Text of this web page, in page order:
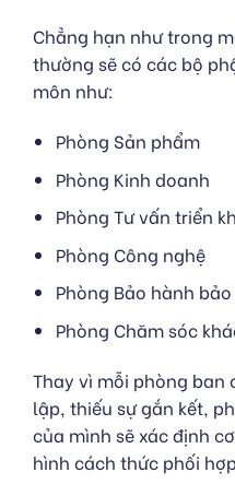
Chẳng hạn như trong
thường sẽ có các bộ
môn như:
Phòng Sản phẩm
Phòng Kinh doanh
Phòng Tư vấn triển
Phòng Công nghệ
Phòng Bảo hành
Phòng Chăm sóc
Thay vì mỗi phòng ban
lập, thiếu sự gắn kết,
của mình sẽ xác định
hình cách thức phối